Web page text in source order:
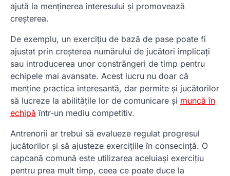
ajută la menținerea interesului și promovează
creșterea.
De exemplu, un exercițiu de bază de pase poate fi
ajustat prin creșterea numărului de jucători implicați
sau introducerea unor constrângeri de timp pentru
echipele mai avansate. Acest lucru nu doar că
menține practica interesantă, dar permite și jucătorilor
să lucreze la abilitățile lor de comunicare și muncă în
echipă într-un mediu competitiv.
Antrenorii ar trebui să evalueze regulat progresul
jucătorilor și să ajusteze exercițiile în consecință. O
capcană comună este utilizarea aceluiași exercițiu
pentru prea mult timp, ceea ce poate duce la